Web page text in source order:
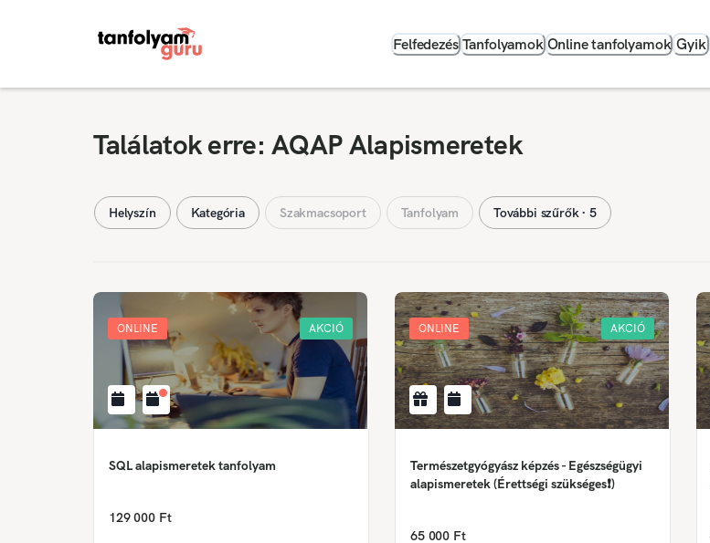
Felfedezés Tanfolyamok Online tanfolyamok Gyik
Találatok erre: AQAP Alapismeretek
Helyszín Kategória Szakmacsoport Tanfolyam További szűrők ∙ 5
ONLINE AKCIÓ
SQL alapismeretek tanfolyam
129 000 Ft
ONLINE AKCIÓ
Természetgyógyász képzés - Egészségügyi
alapismeretek (Érettségi szükséges❗)
65 000 Ft